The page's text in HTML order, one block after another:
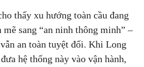
thấy xu hướng toàn cầu đang
sang “an ninh thông minh” –
an toàn tuyệt đối. Khi Long
hệ thống này vào vận hành,